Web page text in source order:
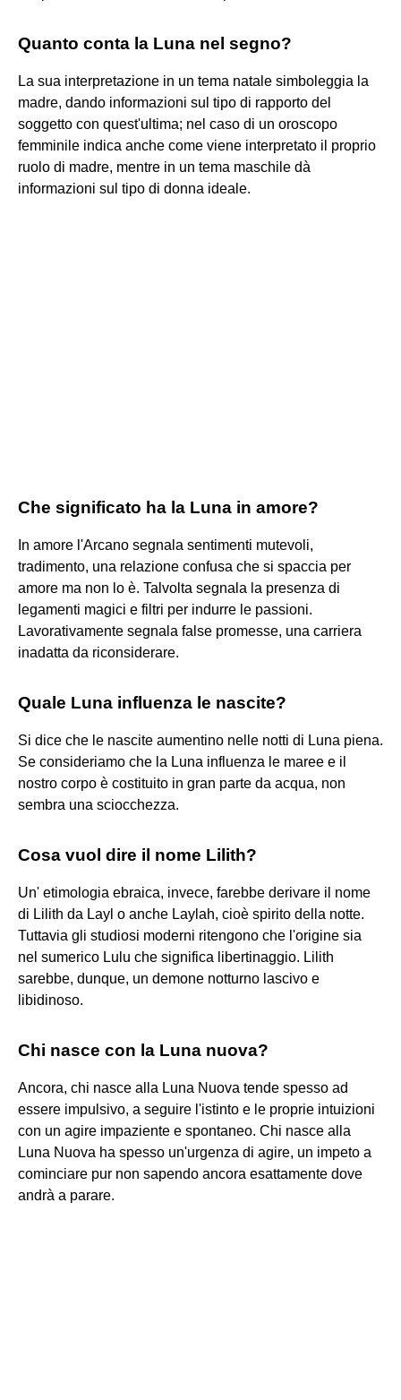
Quanto conta la Luna nel segno?
La sua interpretazione in un tema natale simboleggia la
madre, dando informazioni sul tipo di rapporto del
soggetto con quest'ultima; nel caso di un oroscopo
femminile indica anche come viene interpretato il proprio
ruolo di madre, mentre in un tema maschile dà
informazioni sul tipo di donna ideale.
Che significato ha la Luna in amore?
In amore l'Arcano segnala sentimenti mutevoli,
tradimento, una relazione confusa che si spaccia per
amore ma non lo è. Talvolta segnala la presenza di
legamenti magici e filtri per indurre le passioni.
Lavorativamente segnala false promesse, una carriera
inadatta da riconsiderare.
Quale Luna influenza le nascite?
Si dice che le nascite aumentino nelle notti di Luna piena.
Se consideriamo che la Luna influenza le maree e il
nostro corpo è costituito in gran parte da acqua, non
sembra una sciocchezza.
Cosa vuol dire il nome Lilith?
Un' etimologia ebraica, invece, farebbe derivare il nome
di Lilith da Layl o anche Laylah, cioè spirito della notte.
Tuttavia gli studiosi moderni ritengono che l'origine sia
nel sumerico Lulu che significa libertinaggio. Lilith
sarebbe, dunque, un demone notturno lascivo e
libidinoso.
Chi nasce con la Luna nuova?
Ancora, chi nasce alla Luna Nuova tende spesso ad
essere impulsivo, a seguire l'istinto e le proprie intuizioni
con un agire impaziente e spontaneo. Chi nasce alla
Luna Nuova ha spesso un'urgenza di agire, un impeto a
cominciare pur non sapendo ancora esattamente dove
andrà a parare.